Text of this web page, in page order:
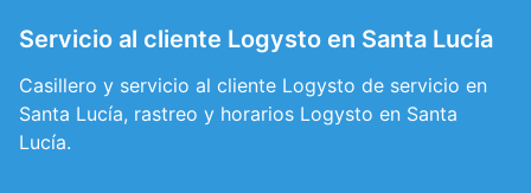
Servicio al cliente Logysto en Santa Lucía
Casillero y servicio al cliente Logysto de servicio en
Santa Lucía, rastreo y horarios Logysto en Santa
Lucía.